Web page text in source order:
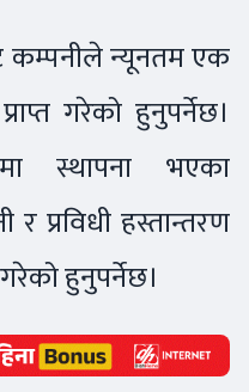
कम्पनीले न्यूनतम एक
गरेको हुनुपर्नेछ।
स्थापना भएका
प्रविधी हस्तान्तरण
हुनुपर्नेछ।